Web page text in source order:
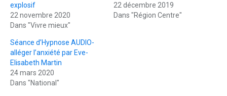
explosif
22 novembre 2020
Dans "Vivre mieux"
22 décembre 2019
Dans "Région Centre"
Séance d’Hypnose AUDIO-
alléger l’anxiété par Eve-
Elisabeth Martin
24 mars 2020
Dans "National"